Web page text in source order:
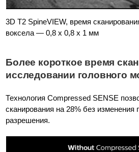
3D T2 SpineVIEW, время
воксела — 0,8 x 0,8 x 1 мм
Более короткое время
исследовании головного
Технология Compressed SENSE
сканирования на 28% без изменения
разрешения.